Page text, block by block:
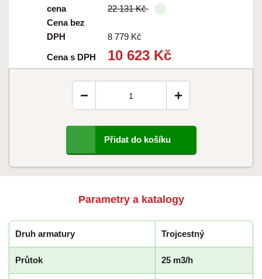
cena
22 131 Kč
Cena bez
DPH
8 779 Kč
Cena s DPH 10 623 Kč
+
−
Přidat do košíku
Parametry a katalogy
Druh armatury Trojcestný
Průtok 25 m3/h